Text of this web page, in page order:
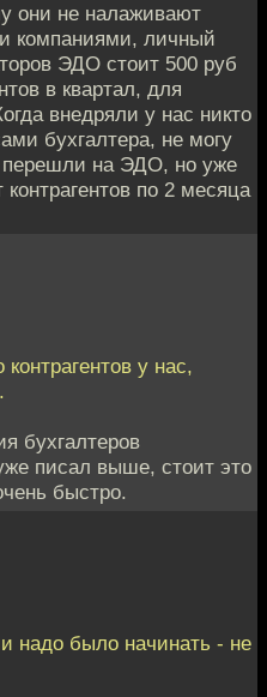
они не налаживают
компаниями, личный
ЭДО стоит 500 руб
в квартал, для
внедряли у нас никто
бухгалтера, не могу
перешли на ЭДО, но уже
по 2 месяца
у нас,
бухгалтеров
писал выше, стоит это
быстро.
надо было начинать - не